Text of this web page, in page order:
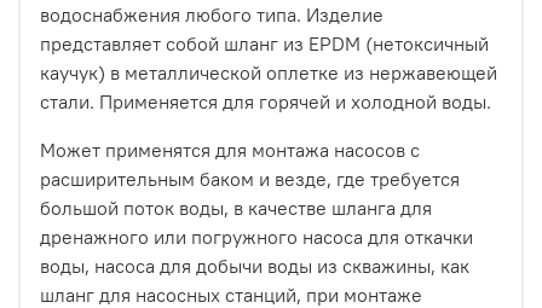
водоснабжения любого типа. Изделие
представляет собой шланг из EPDM (нетоксичный
каучук) в металлической оплетке из нержавеющей
стали. Применяется для горячей и холодной воды.
Может применятся для монтажа насосов с
расширительным баком и везде, где требуется
большой поток воды, в качестве шланга для
дренажного или погружного насоса для откачки
воды, насоса для добычи воды из скважины, как
шланг для насосных станций, при монтаже